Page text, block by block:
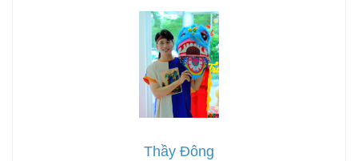
Thầy Đông